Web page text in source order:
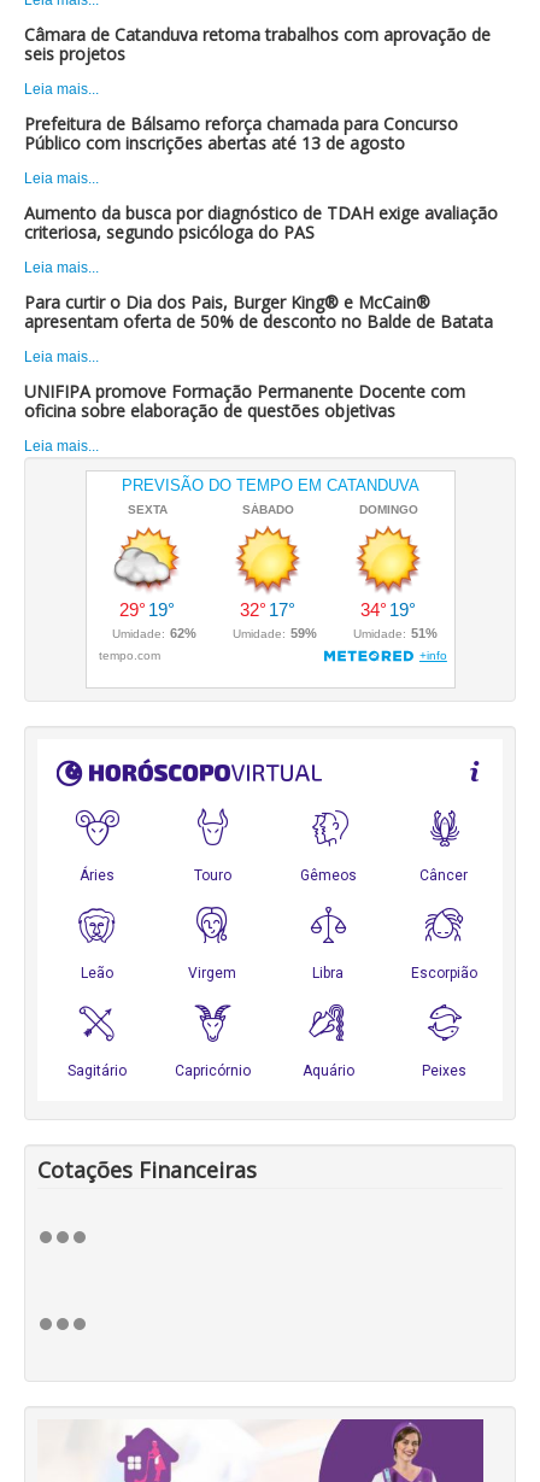
Câmara de Catanduva retoma trabalhos com aprovação de
seis projetos
Leia mais...
Prefeitura de Bálsamo reforça chamada para Concurso
Público com inscrições abertas até 13 de agosto
Leia mais...
Aumento da busca por diagnóstico de TDAH exige avaliação
criteriosa, segundo psicóloga do PAS
Leia mais...
Para curtir o Dia dos Pais, Burger King® e McCain®
apresentam oferta de 50% de desconto no Balde de Batata
Leia mais...
UNIFIPA promove Formação Permanente Docente com
oficina sobre elaboração de questões objetivas
Leia mais...
Cotações Financeiras